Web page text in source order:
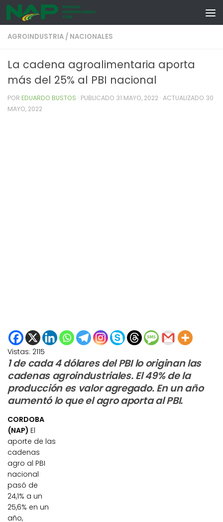
Skip to content
AGROINDUSTRIA / NACIONALES
La cadena agroalimentaria aporta
más del 25% al PBI nacional
POR EDUARDO BUSTOS · PUBLICADO 31 MAYO, 2022 · ACTUALIZADO 30
MAYO, 2022
Vistas: 2115
1 de cada 4 dólares del PBI lo originan las
cadenas agroindustriales. El 49% de la
producción es valor agregado. En un año
aumentó lo que el agro aporta al PBI.
CORDOBA
(NAP) El
aporte de las
cadenas
agro al PBI
nacional
pasó de
24,1% a un
25,6% en un
año,